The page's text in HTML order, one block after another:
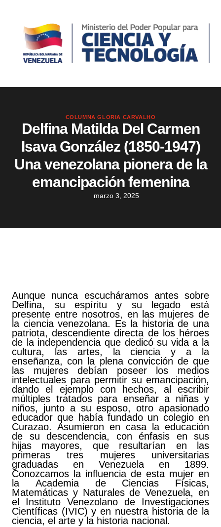
COLUMNA GLORIA CARVALHO
Delfina Matilda Del Carmen
Isava González (1850-1947)
Una venezolana pionera de la
emancipación femenina
marzo 3, 2025
Aunque nunca escucháramos antes sobre
Delfina, su espíritu y su legado está
presente entre nosotros, en las mujeres de
la ciencia venezolana. Es la historia de una
patriota, descendiente directa de los héroes
de la independencia que dedicó su vida a la
cultura, las artes, la ciencia y a la
enseñanza, con la plena convicción de que
las mujeres debían poseer los medios
intelectuales para permitir su emancipación,
dando el ejemplo con hechos, al escribir
múltiples tratados para enseñar a niñas y
niños, junto a su esposo, otro apasionado
educador que había fundado un colegio en
Curazao. Asumieron en casa la educación
de su descendencia, con énfasis en sus
hijas mayores, que resultarían en las
primeras tres mujeres universitarias
graduadas en Venezuela en 1899.
Conozcamos la influencia de esta mujer en
la Academia de Ciencias Físicas,
Matemáticas y Naturales de Venezuela, en
el Instituto Venezolano de Investigaciones
Científicas (IVIC) y en nuestra historia de la
ciencia, el arte y la historia nacional.